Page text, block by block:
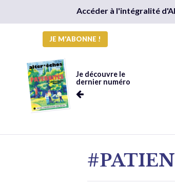
Accéder à l'intégralité
JE M'ABONNE !
Je découvre le
dernier numéro